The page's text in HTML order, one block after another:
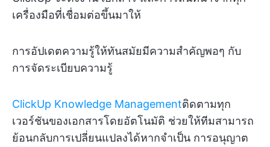
เครื่องมือที่เชื่อมต่อขึ้นมาให้
การอัปเดตความรู้ให้ทันสมัยมีความสำคัญพอๆ กับ
การจัดระเบียบความรู้
ClickUp Knowledge Managementติดตามทุก
เวอร์ชันของเอกสารโดยอัตโนมัติ ช่วยให้ทีมสามารถ
ย้อนกลับการเปลี่ยนแปลงได้หากจำเป็น การอนุญาต